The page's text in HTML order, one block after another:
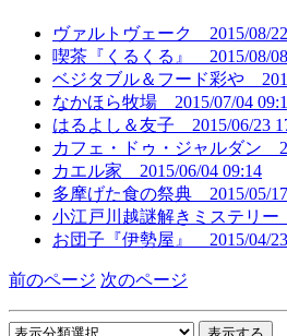
ヴァルトヴェーク 2015/08/
喫茶『くるくる』 2015/08/
ベジタブル＆フード彩や
なかほら牧場 2015/07/04
はるよし＆友子 2015/06/23
カフェ・ドゥ・ジャルダン
カエル家 2015/06/04 09:14
多摩げた食の祭典 2015/05/
小江戸川越謎解きミステリー
お団子『伊勢屋』 2015/04/
前のページ 次のページ